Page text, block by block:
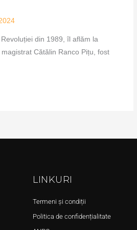
din 1989, îl aflăm la
Cătălin Ranco Pițu, fost
LINKURI
Termeni și condiții
Politica de confidențialitate